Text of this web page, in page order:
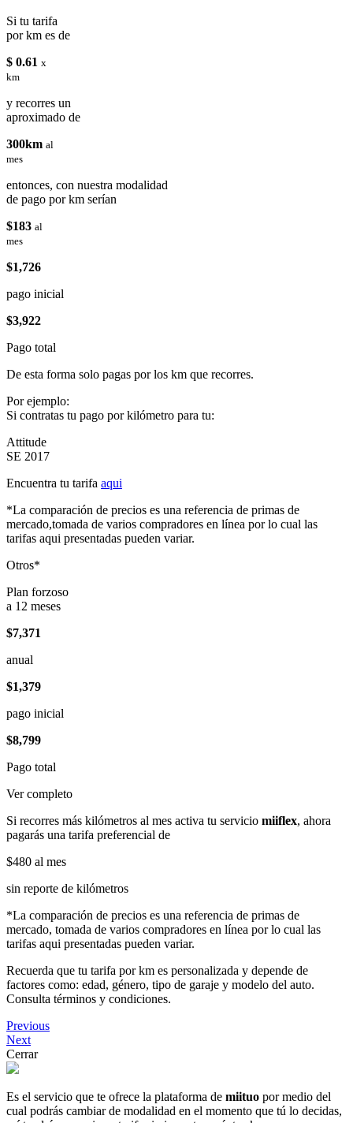
Si tu tarifa
por km es de
$ 0.61 x
km
y recorres un
aproximado de
300km al
mes
entonces, con nuestra modalidad
de pago por km serían
$183 al
mes
$1,726
pago inicial
$3,922
Pago total
De esta forma solo pagas por los km que recorres.
Por ejemplo:
Si contratas tu pago por kilómetro para tu:
Attitude
SE 2017
Encuentra tu tarifa aqui
*La comparación de precios es una referencia de primas de
mercado,tomada de varios compradores en línea por lo cual las
tarifas aqui presentadas pueden variar.
Otros*
Plan forzoso
a 12 meses
$7,371
anual
$1,379
pago inicial
$8,799
Pago total
Ver completo
Si recorres más kilómetros al mes activa tu servicio miiflex, ahora
pagarás una tarifa preferencial de
$480 al mes
sin reporte de kilómetros
*La comparación de precios es una referencia de primas de
mercado, tomada de varios compradores en línea por lo cual las
tarifas aqui presentadas pueden variar.
Recuerda que tu tarifa por km es personalizada y depende de
factores como: edad, género, tipo de garaje y modelo del auto.
Consulta términos y condiciones.
Previous
Next
Cerrar
Es el servicio que te ofrece la plataforma de miituo por medio del
cual podrás cambiar de modalidad en el momento que tú lo decidas,